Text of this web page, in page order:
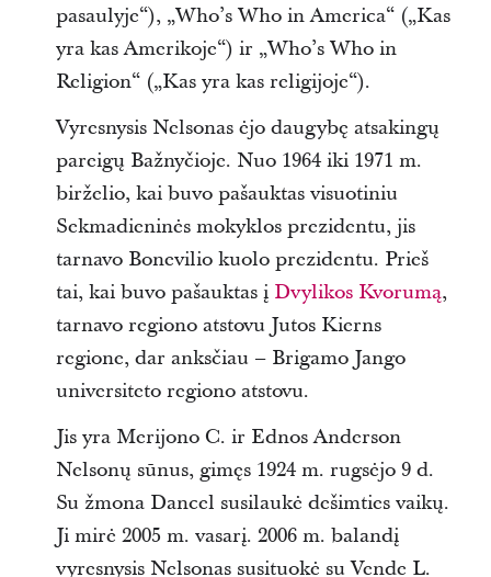
pasaulyje“), „Who’s Who in America“ („Kas
yra kas Amerikoje“) ir „Who’s Who in
Religion“ („Kas yra kas religijoje“).
Vyresnysis Nelsonas ėjo daugybę atsakingų
pareigų Bažnyčioje. Nuo 1964 iki 1971 m.
birželio, kai buvo pašauktas visuotiniu
Sekmadieninės mokyklos prezidentu, jis
tarnavo Bonevilio kuolo prezidentu. Prieš
tai, kai buvo pašauktas į Dvylikos Kvorumą,
tarnavo regiono atstovu Jutos Kierns
regione, dar anksčiau – Brigamo Jango
universiteto regiono atstovu.
Jis yra Merijono C. ir Ednos Anderson
Nelsonų sūnus, gimęs 1924 m. rugsėjo 9 d.
Su žmona Dancel susilaukė dešimties vaikų.
Ji mirė 2005 m. vasarį. 2006 m. balandį
vyresnysis Nelsonas susituokė su Vende L.